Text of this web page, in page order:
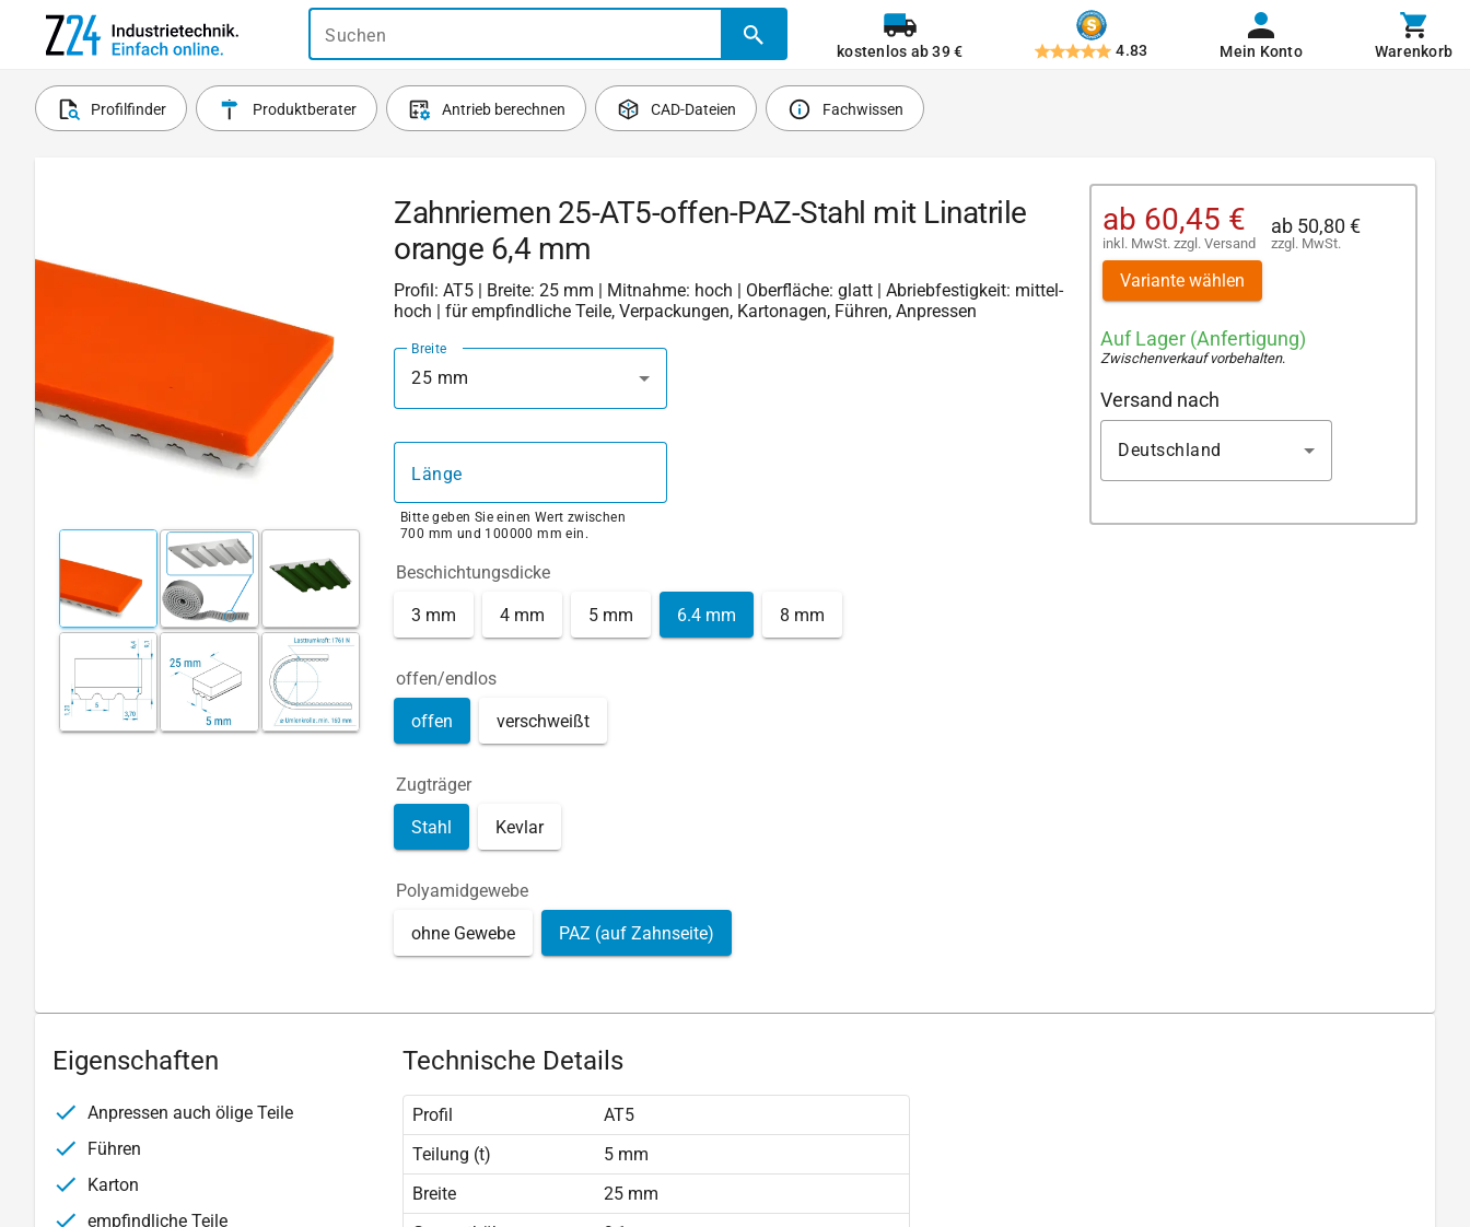
Suchen
kostenlos ab 39 € 4.83 Mein Konto Warenkorb
Profilfinder Produktberater Antrieb berechnen CAD-Dateien Fachwissen
Zahnriemen 25-AT5-offen-PAZ-Stahl mit Linatrile
orange 6,4 mm
Profil: AT5 | Breite: 25 mm | Mitnahme: hoch | Oberfläche: glatt | Abriebfestigkeit: mittel-
hoch | für empfindliche Teile, Verpackungen, Kartonagen, Führen, Anpressen
Breite
25 mm
Länge
Bitte geben Sie einen Wert zwischen
700 mm und 100000 mm ein.
Beschichtungsdicke
3 mm 4 mm 5 mm 6.4 mm 8 mm
offen/endlos
offen verschweißt
Zugträger
Stahl Kevlar
Polyamidgewebe
ohne Gewebe PAZ (auf Zahnseite)
ab 60,45 €
inkl. MwSt. zzgl. Versand
ab 50,80 €
zzgl. MwSt.
Variante wählen
Auf Lager (Anfertigung)
Zwischenverkauf vorbehalten.
Versand nach
Deutschland
Eigenschaften
Anpressen auch ölige Teile
Führen
Karton
empfindliche Teile
Technische Details
Profil
AT5
Teilung (t)
5 mm
Breite
25 mm